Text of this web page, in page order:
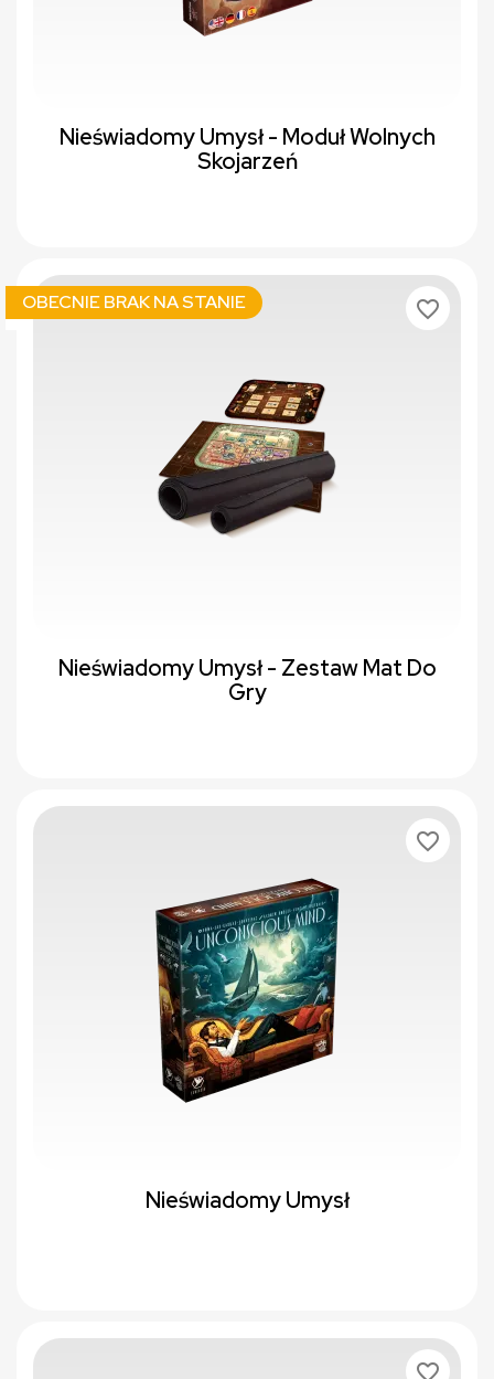
Nieświadomy Umysł - Moduł Wolnych
Skojarzeń
Nieświadomy Umysł - Zestaw Mat Do
Gry
OBECNIE BRAK NA STANIE favorite_border
Nieświadomy Umysł
favorite_border
favorite_border